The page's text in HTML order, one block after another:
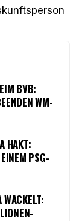
BVB:
WM-
HAKT:
PSG-